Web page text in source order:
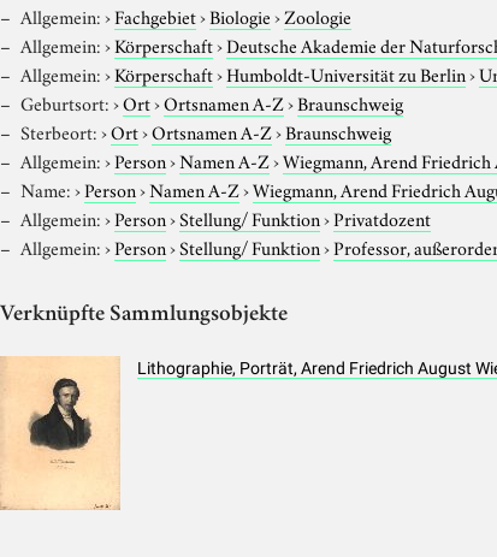
Allgemein:›Fachgebiet›Biologie›Zoologie
Allgemein:›Körperschaft›Deutsche Akademie der
Allgemein:›Körperschaft›Humboldt-Universität zu Berlin›
Geburtsort:›Ort›Ortsnamen A-Z›Braunschweig
Sterbeort:›Ort›Ortsnamen A-Z›Braunschweig
Allgemein:›Person›Namen A-Z›Wiegmann, Arend Friedrich
Name:›Person›Namen A-Z›Wiegmann, Arend Friedrich
Allgemein:›Person›Stellung/ Funktion›Privatdozent
Allgemein:›Person›Stellung/ Funktion›Professor,
Verknüpfte Sammlungsobjekte
Lithographie, Porträt, Arend Friedrich August